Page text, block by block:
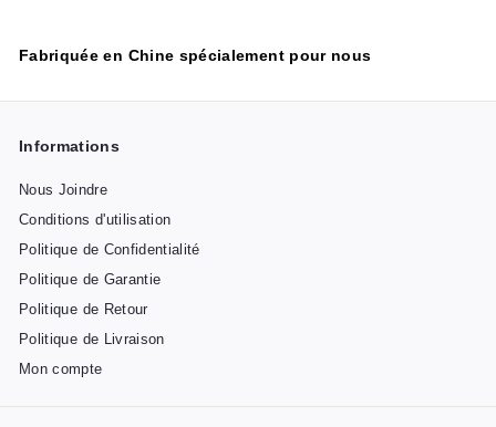
Fabriquée en Chine spécialement pour nous
Informations
Nous Joindre
Conditions d'utilisation
Politique de Confidentialité
Politique de Garantie
Politique de Retour
Politique de Livraison
Mon compte